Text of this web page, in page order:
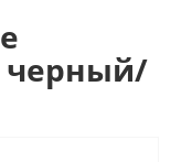
черный/